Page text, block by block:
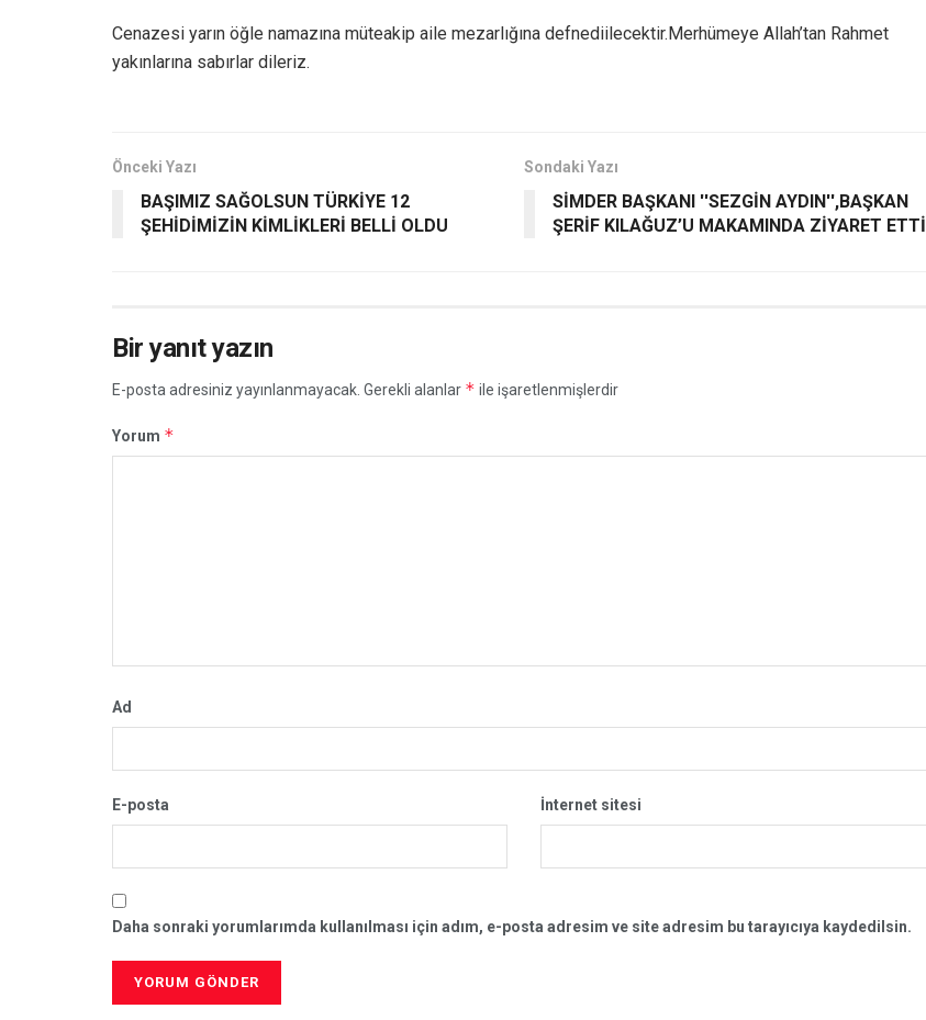
Cenazesi yarın öğle namazına müteakip aile mezarlığına defnediilecektir.Merhümeye Allah’tan Rahmet
yakınlarına sabırlar dileriz.
Önceki Yazı
BAŞIMIZ SAĞOLSUN TÜRKİYE 12
ŞEHİDİMİZİN KİMLİKLERİ BELLİ OLDU
Sondaki Yazı
SİMDER BAŞKANI ''SEZGİN AYDIN'',BAŞKAN
ŞERİF KILAĞUZ’U MAKAMINDA ZİYARET ETTİ
Bir yanıt yazın
E-posta adresiniz yayınlanmayacak. Gerekli alanlar * ile işaretlenmişlerdir
Yorum *
Ad
E-posta İnternet sitesi
Daha sonraki yorumlarımda kullanılması için adım, e-posta adresim ve site adresim bu tarayıcıya kaydedilsin.